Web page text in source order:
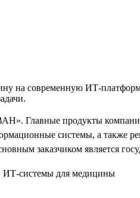
на современную ИТ-
Главные продукты
системы, а также
заказчиком является